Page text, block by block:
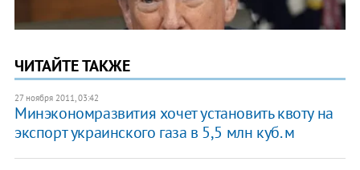
ЧИТАЙТЕ ТАКЖЕ
27 ноября 2011, 03:42
​Минэкономразвития хочет установить квоту на
экспорт украинского газа в 5,5 млн куб. м